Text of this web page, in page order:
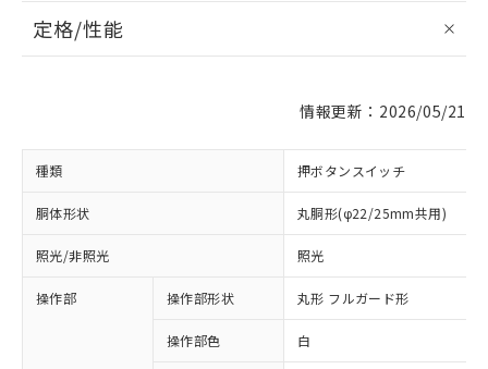
定格/性能
情報更新：2026/05/21
種類 押ボタンスイッチ
胴体形状 丸胴形(φ22/25mm共用)
照光/非照光 照光
操作部 操作部形状 丸形 フルガード形
操作部色 白